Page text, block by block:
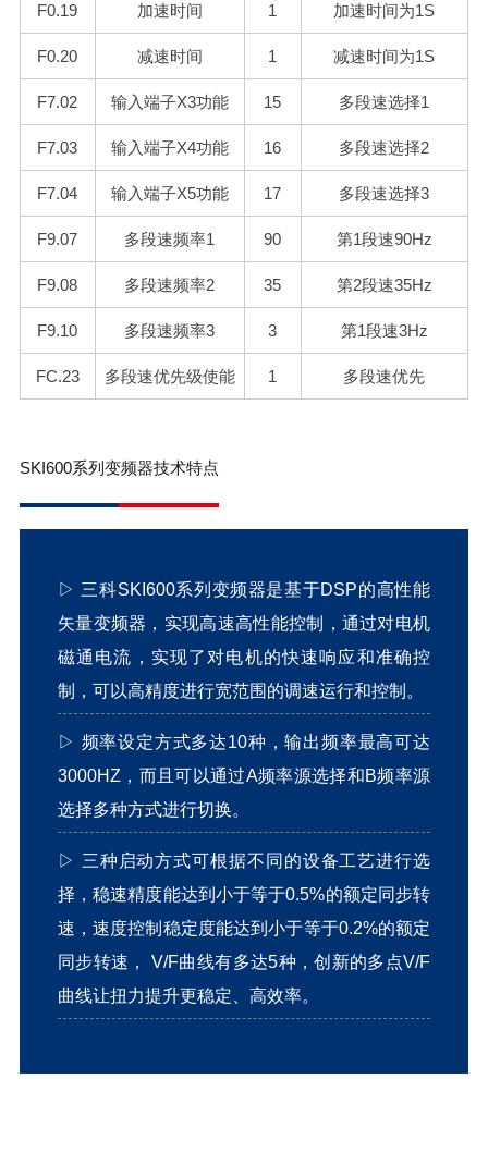
F0.19 加速时间 1 加速时间为1S
F0.20 减速时间 1 减速时间为1S
F7.02 输入端子X3功能 15 多段速选择1
F7.03 输入端子X4功能 16 多段速选择2
F7.04 输入端子X5功能 17 多段速选择3
F9.07 多段速频率1 90 第1段速90Hz
F9.08 多段速频率2 35 第2段速35Hz
F9.10 多段速频率3 3 第1段速3Hz
FC.23 多段速优先级使能 1 多段速优先
SKI600系列变频器技术特点
▷ 三科SKI600系列变频器是基于DSP的高性能
矢量变频器，实现高速高性能控制，通过对电机
磁通电流，实现了对电机的快速响应和准确控
制，可以高精度进行宽范围的调速运行和控制。
▷ 频率设定方式多达10种，输出频率最高可达
3000HZ，而且可以通过A频率源选择和B频率源
选择多种方式进行切换。
▷ 三种启动方式可根据不同的设备工艺进行选
择，稳速精度能达到小于等于0.5%的额定同步转
速，速度控制稳定度能达到小于等于0.2%的额定
同步转速， V/F曲线有多达5种，创新的多点V/F
曲线让扭力提升更稳定、高效率。